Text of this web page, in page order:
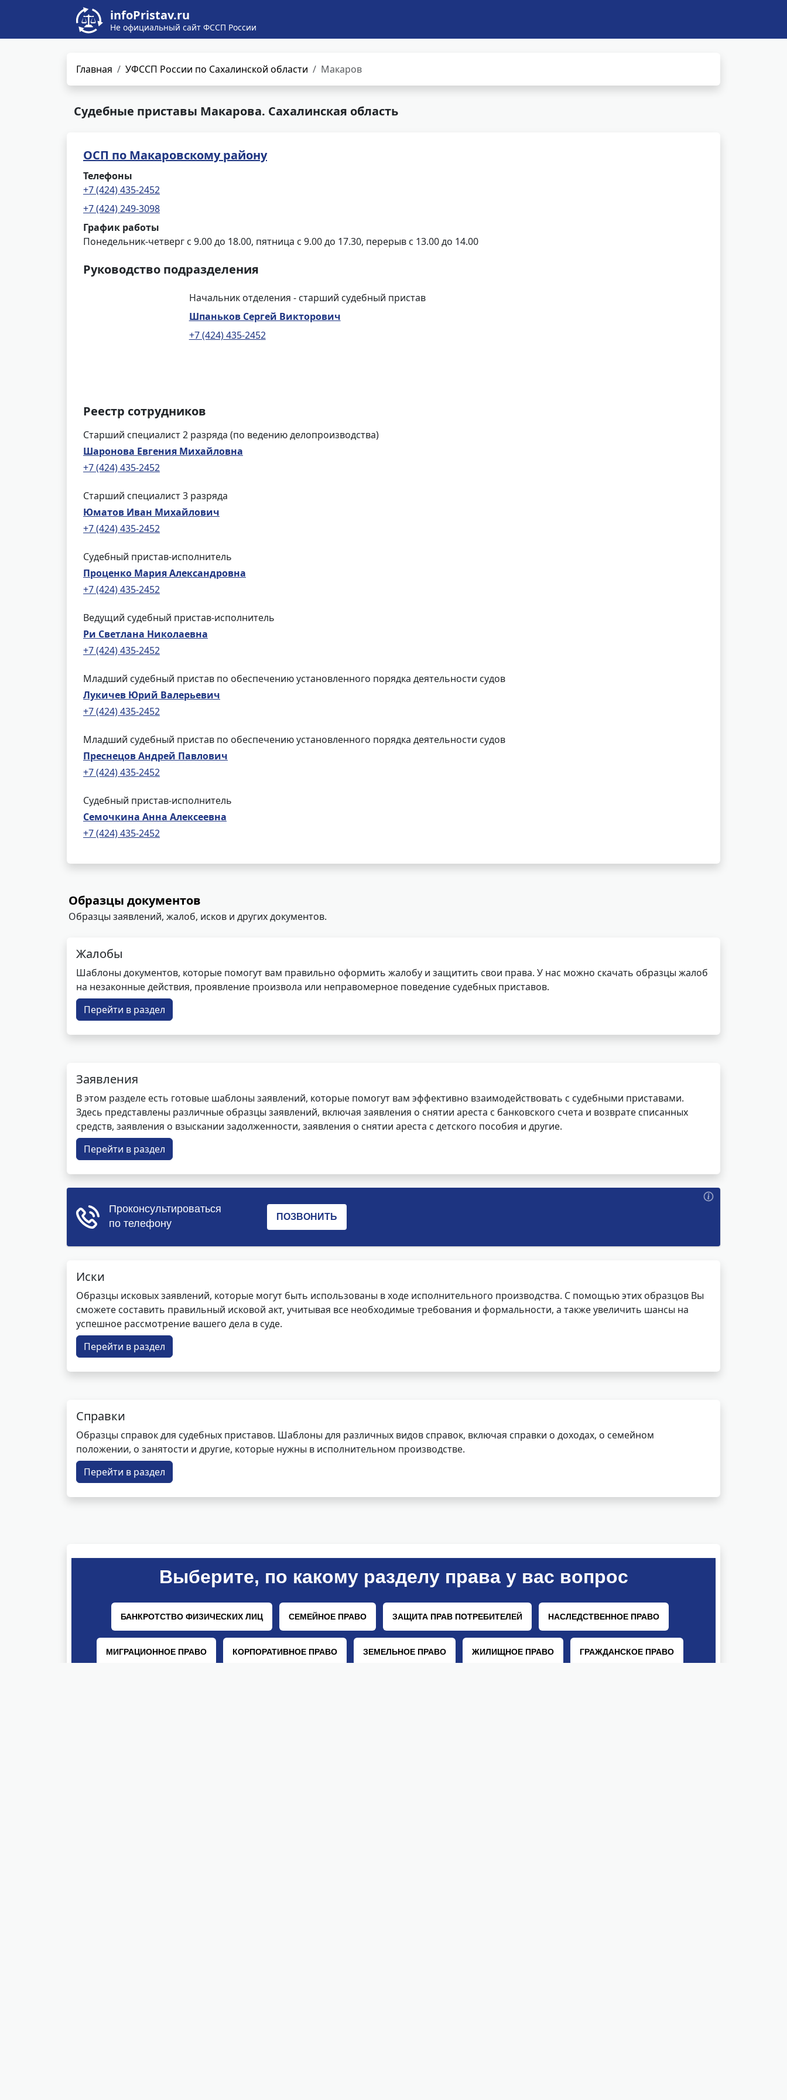
infoPristav.ru
Не официальный сайт ФССП России
Главная УФССП России по Сахалинской области Макаров
Судебные приставы Макарова. Сахалинская область
ОСП по Макаровскому району
Телефоны
+7 (424) 435-2452
+7 (424) 249-3098
График работы
Понедельник-четверг с 9.00 до 18.00, пятница с 9.00 до 17.30, перерыв с 13.00 до 14.00
Руководство подразделения
Начальник отделения - старший судебный пристав
Шпаньков Сергей Викторович
+7 (424) 435-2452
Реестр сотрудников
Старший специалист 2 разряда (по ведению делопроизводства)
Шаронова Евгения Михайловна
+7 (424) 435-2452
Старший специалист 3 разряда
Юматов Иван Михайлович
+7 (424) 435-2452
Судебный пристав-исполнитель
Проценко Мария Александровна
+7 (424) 435-2452
Ведущий судебный пристав-исполнитель
Ри Светлана Николаевна
+7 (424) 435-2452
Младший судебный пристав по обеспечению установленного порядка деятельности судов
Лукичев Юрий Валерьевич
+7 (424) 435-2452
Младший судебный пристав по обеспечению установленного порядка деятельности судов
Преснецов Андрей Павлович
+7 (424) 435-2452
Судебный пристав-исполнитель
Семочкина Анна Алексеевна
+7 (424) 435-2452
Образцы документов
Образцы заявлений, жалоб, исков и других документов.
Жалобы
Шаблоны документов, которые помогут вам правильно оформить жалобу и защитить свои права. У нас можно скачать образцы жалоб
на незаконные действия, проявление произвола или неправомерное поведение судебных приставов.
Перейти в раздел
Заявления
В этом разделе есть готовые шаблоны заявлений, которые помогут вам эффективно взаимодействовать с судебными приставами.
Здесь представлены различные образцы заявлений, включая заявления о снятии ареста с банковского счета и возврате списанных
средств, заявления о взыскании задолженности, заявления о снятии ареста с детского пособия и другие.
Перейти в раздел
Иски
Образцы исковых заявлений, которые могут быть использованы в ходе исполнительного производства. С помощью этих образцов Вы
сможете составить правильный исковой акт, учитывая все необходимые требования и формальности, а также увеличить шансы на
успешное рассмотрение вашего дела в суде.
Перейти в раздел
Справки
Образцы справок для судебных приставов. Шаблоны для различных видов справок, включая справки о доходах, о семейном
положении, о занятости и другие, которые нужны в исполнительном производстве.
Перейти в раздел